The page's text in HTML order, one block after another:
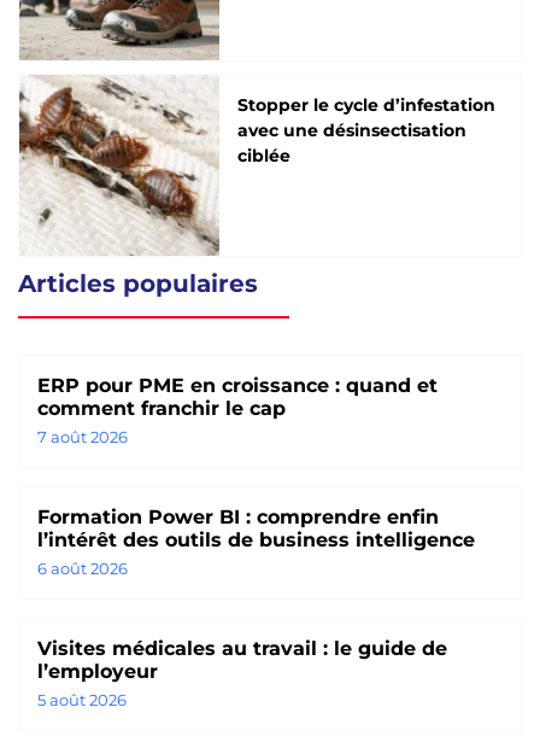
Stopper le cycle d’infestation
avec une désinsectisation
ciblée
Articles populaires
ERP pour PME en croissance : quand et
comment franchir le cap
7 août 2026
Formation Power BI : comprendre enfin
l’intérêt des outils de business intelligence
6 août 2026
Visites médicales au travail : le guide de
l’employeur
5 août 2026